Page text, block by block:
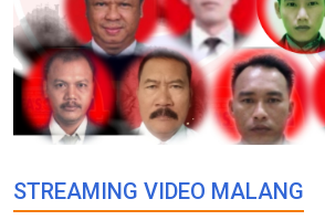
STREAMING VIDEO MALANG